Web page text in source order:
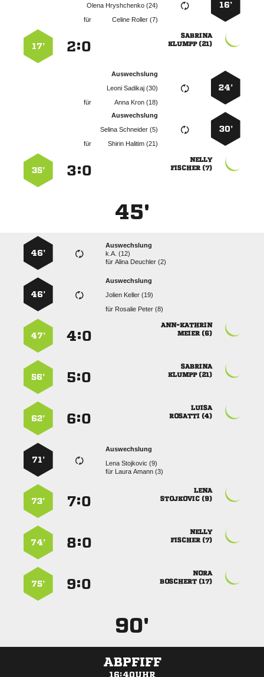
16’
  
für
  

 
:
17’
24’
Auswechslung
  
für
  
30’
Auswechslung
  
für
  

 
:
35’
45'
Auswechslung
k.A. (12)
für  
46’
Auswechslung
  
für   
46’

 
:
47’

 
:
56’

 
:
62’
Auswechslung
  
für   
71’

 
:
73’

 
:
74’

 
:
75’
90'
ABPFIFF
16:40UHR